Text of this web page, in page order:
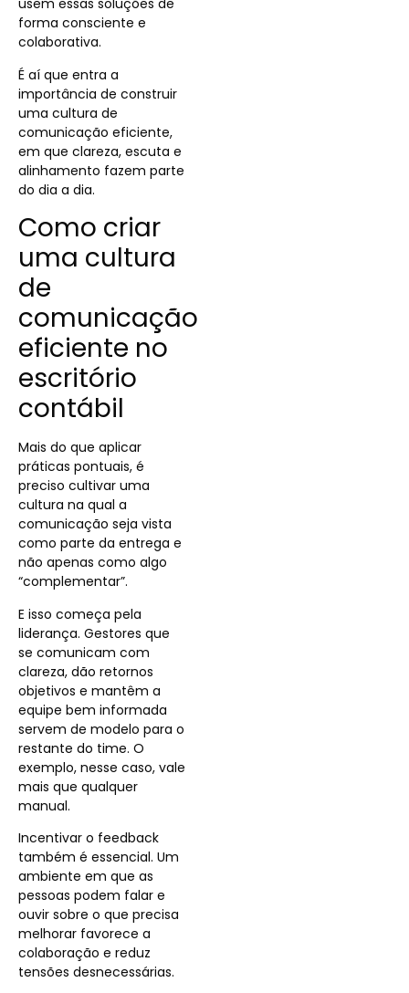
usem essas soluções de
forma consciente e
colaborativa.
É aí que entra a
importância de construir
uma cultura de
comunicação eficiente,
em que clareza, escuta e
alinhamento fazem parte
do dia a dia.
Como criar
uma cultura
de
comunicação
eficiente no
escritório
contábil
Mais do que aplicar
práticas pontuais, é
preciso cultivar uma
cultura na qual a
comunicação seja vista
como parte da entrega e
não apenas como algo
“complementar”.
E isso começa pela
liderança. Gestores que
se comunicam com
clareza, dão retornos
objetivos e mantêm a
equipe bem informada
servem de modelo para o
restante do time. O
exemplo, nesse caso, vale
mais que qualquer
manual.
Incentivar o feedback
também é essencial. Um
ambiente em que as
pessoas podem falar e
ouvir sobre o que precisa
melhorar favorece a
colaboração e reduz
tensões desnecessárias.